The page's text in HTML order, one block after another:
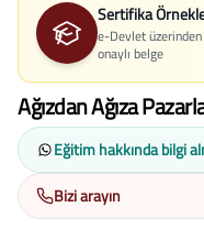
Sertifika
e-Devlet
onaylı belge
Ağızdan Ağıza
Eğitim hakkında bilgi
Bizi arayın